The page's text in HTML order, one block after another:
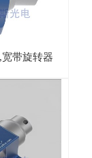
带旋转器